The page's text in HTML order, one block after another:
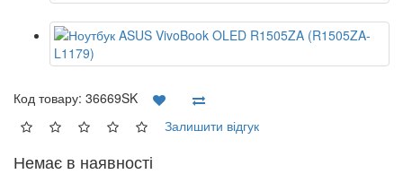
Код товару: 36669SK
Залишити відгук
Немає в наявності